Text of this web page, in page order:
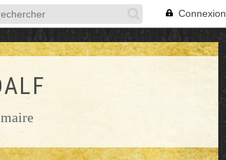
Connexion